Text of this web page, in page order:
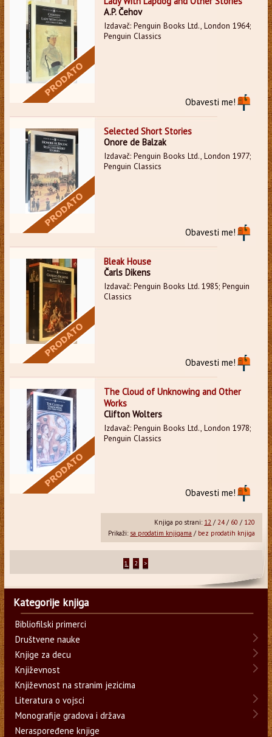
A.P. Čehov
Izdavač: Penguin Books Ltd., London 1964;
Penguin Classics
Obavesti me!
Selected Short Stories
Onore de Balzak
Izdavač: Penguin Books Ltd., London 1977;
Penguin Classics
Obavesti me!
Bleak House
Čarls Dikens
Izdavač: Penguin Books Ltd. 1985; Penguin
Classics
Obavesti me!
The Cloud of Unknowing and Other
Works
Clifton Wolters
Izdavač: Penguin Books Ltd., London 1978;
Penguin Classics
Obavesti me!
Knjiga po strani: 12 /24/ 60 / 120
Prikaži: sa prodatim knjigama / bez prodatih knjiga
1 2 >
Kategorije knjiga
Bibliofilski primerci
Društvene nauke
Knjige za decu
Književnost
Književnost na stranim jezicima
Literatura o vojsci
Monografije gradova i država
Neraspoređene knjige